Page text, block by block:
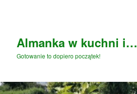
Almanka w kuchni i…
Gotowanie to dopiero początek!